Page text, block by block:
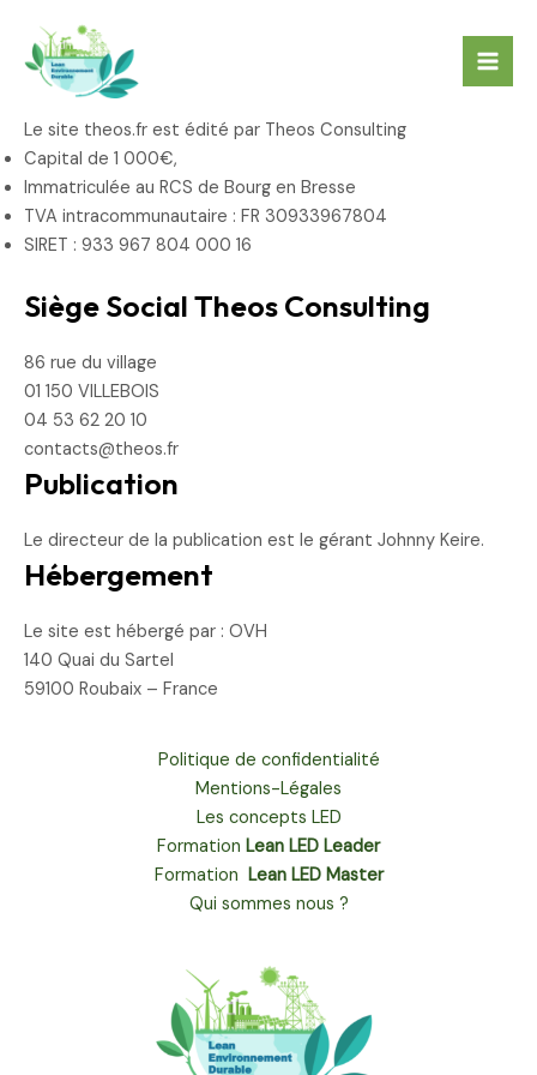
contenu
Le site theos.fr est édité par Theos Consulting
Capital de 1 000€,
Immatriculée au RCS de Bourg en Bresse
TVA intracommunautaire : FR 30933967804
SIRET : 933 967 804 000 16
Siège Social Theos Consulting
86 rue du village
01 150 VILLEBOIS
04 53 62 20 10
contacts@theos.fr
Publication
Le directeur de la publication est le gérant Johnny Keire.
Hébergement
Le site est hébergé par : OVH
140 Quai du Sartel
59100 Roubaix – France
Politique de confidentialité
Mentions-Légales
Les concepts LED
Formation Lean LED Leader
Formation Lean LED Master
Qui sommes nous ?